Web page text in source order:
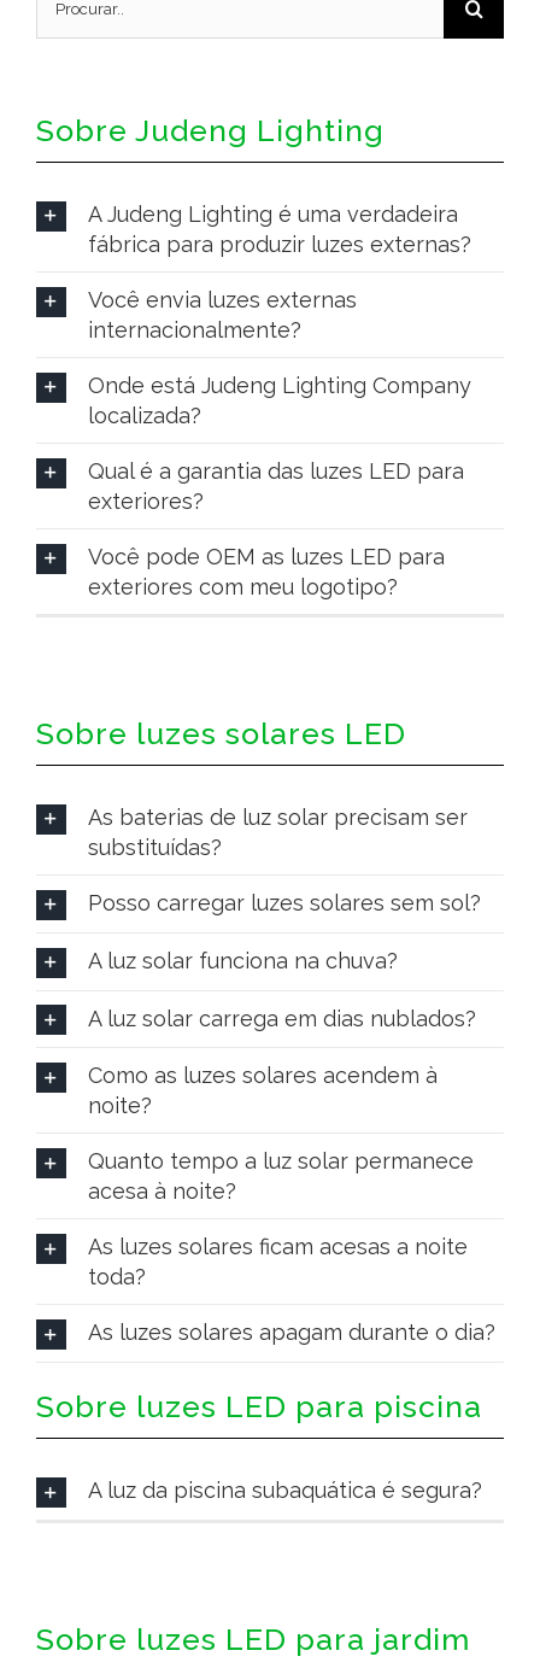
Sobre Judeng Lighting
A Judeng Lighting é uma verdadeira
fábrica para produzir luzes externas?
Você envia luzes externas
internacionalmente?
Onde está Judeng Lighting Company
localizada?
Qual é a garantia das luzes LED para
exteriores?
Você pode OEM as luzes LED para
exteriores com meu logotipo?
Sobre luzes solares LED
As baterias de luz solar precisam ser
substituídas?
Posso carregar luzes solares sem sol?
A luz solar funciona na chuva?
A luz solar carrega em dias nublados?
Como as luzes solares acendem à
noite?
Quanto tempo a luz solar permanece
acesa à noite?
As luzes solares ficam acesas a noite
toda?
As luzes solares apagam durante o dia?
Sobre luzes LED para piscina
A luz da piscina subaquática é segura?
Sobre luzes LED para jardim